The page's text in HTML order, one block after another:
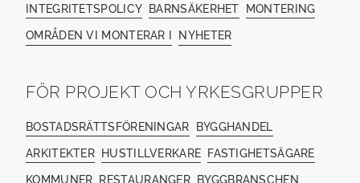
INTEGRITETSPOLICY BARNSÄKERHET MONTERING
OMRÅDEN VI MONTERAR I NYHETER
FÖR PROJEKT OCH YRKESGRUPPER
BOSTADSRÄTTSFÖRENINGAR BYGGHANDEL
ARKITEKTER HUSTILLVERKARE FASTIGHETSÄGARE
KOMMUNER RESTAURANGER BYGGBRANSCHEN